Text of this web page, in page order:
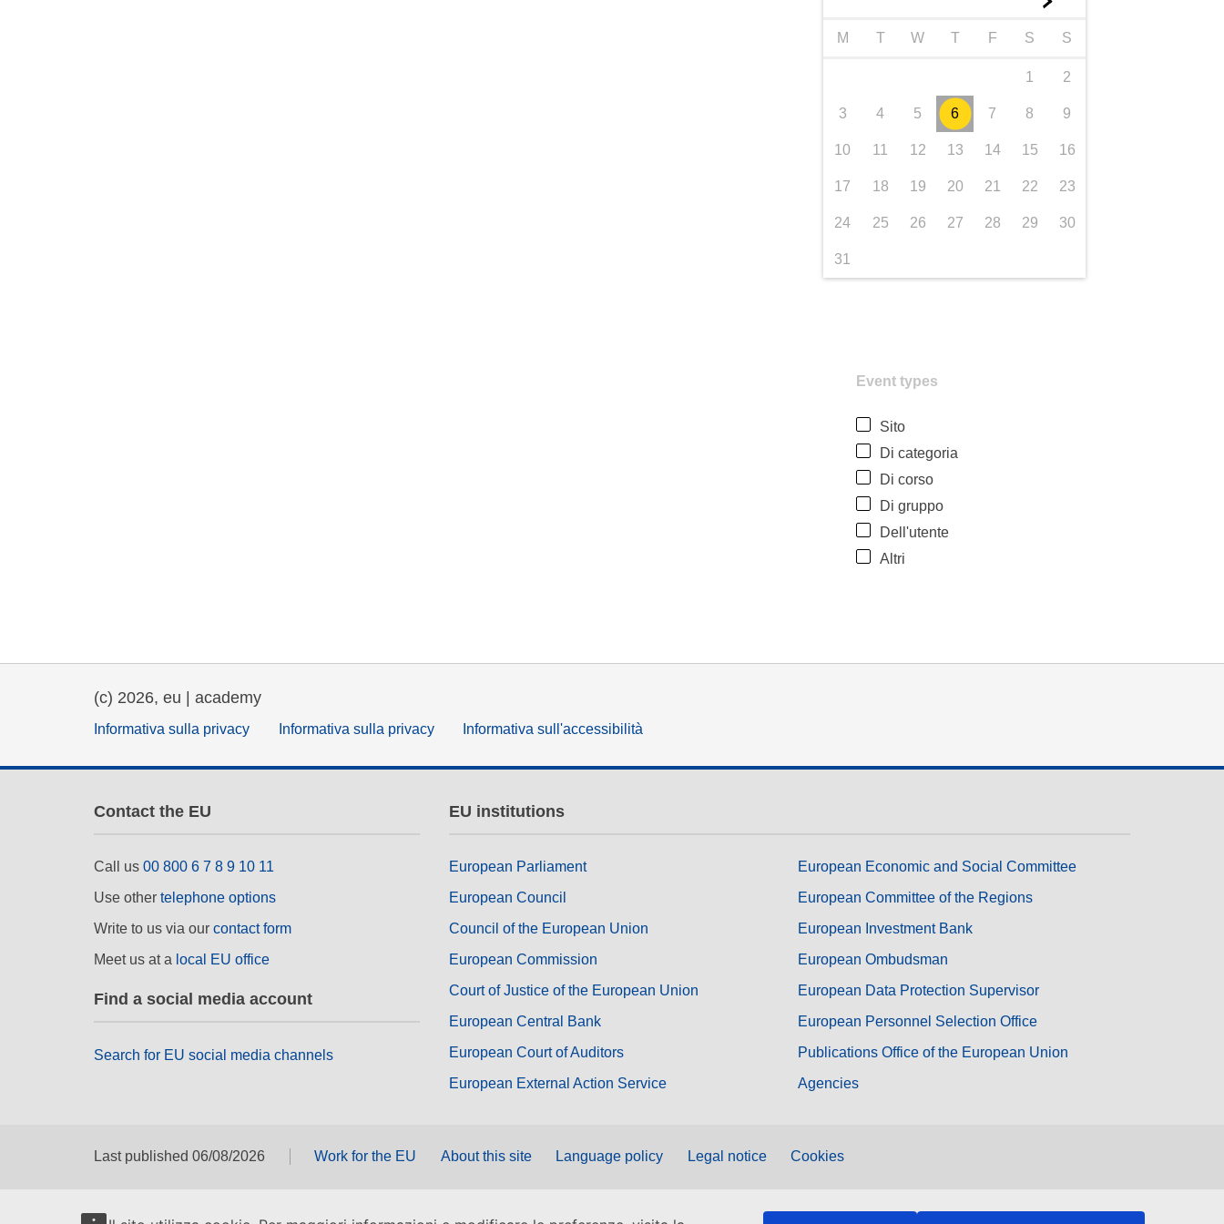
M T W T F S S
1 2
3 4 5 6 7 8 9
10 11 12 13 14 15 16
17 18 19 20 21 22 23
24 25 26 27 28 29 30
31
Event types
Sito
Di categoria
Di corso
Di gruppo
Dell'utente
Altri
(c) 2026, eu | academy
Informativa sulla privacy Informativa sulla privacy Informativa sull'accessibilità
Contact the EU
Call us 00 800 6 7 8 9 10 11
Use other telephone options
Write to us via our contact form
Meet us at a local EU office
Find a social media account
Search for EU social media channels
EU institutions
European Parliament
European Council
Council of the European Union
European Commission
Court of Justice of the European Union
European Central Bank
European Court of Auditors
European External Action Service
European Economic and Social Committee
European Committee of the Regions
European Investment Bank
European Ombudsman
European Data Protection Supervisor
European Personnel Selection Office
Publications Office of the European Union
Agencies
Last published 06/08/2026 Work for the EU About this site Language policy Legal notice Cookies